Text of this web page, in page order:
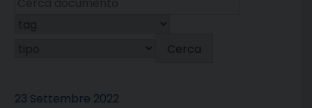
Cerca
23 Settembre 2022